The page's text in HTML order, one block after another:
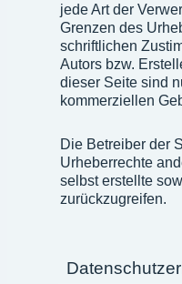
jede Art der
Grenzen des
schriftlichen
Autors bzw.
dieser Seite sind
kommerziellen
Die Betreiber der
Urheberrechte
selbst erstellte
zurückzugreifen.